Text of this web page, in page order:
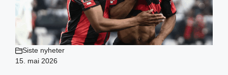
Siste nyheter
15. mai 2026